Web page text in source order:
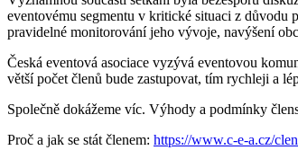
eventovému segmentu v kritické situaci z
pravidelné monitorování jeho vývoje, navýšení
Česká eventová asociace vyzývá eventovou
větší počet členů bude zastupovat, tím rychleji a
Společně dokážeme víc. Výhody a podmínky
Proč a jak se stát členem: https://www.c-e-a.cz/